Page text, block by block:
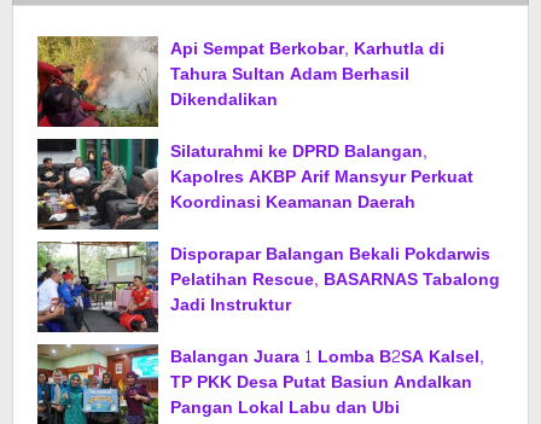
Api Sempat Berkobar, Karhutla di
Tahura Sultan Adam Berhasil
Dikendalikan
Silaturahmi ke DPRD Balangan,
Kapolres AKBP Arif Mansyur Perkuat
Koordinasi Keamanan Daerah
Disporapar Balangan Bekali Pokdarwis
Pelatihan Rescue, BASARNAS Tabalong
Jadi Instruktur
Balangan Juara 1 Lomba B2SA Kalsel,
TP PKK Desa Putat Basiun Andalkan
Pangan Lokal Labu dan Ubi